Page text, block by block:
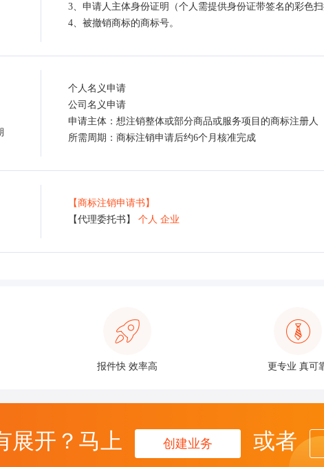
3、申请人主体身份证明（个人需提供身份证带签名的彩色
4、被撤销商标的商标号。
个人名义申请
公司名义申请
申请主体：想注销整体或部分商品或服务项目的商标注册人
所需周期：商标注销申请后约6个月核准完成
【商标注销申请书】
【代理委托书】 个人 企业
报件快 效率高 更专业 真可
展开？马上 创建业务 或者